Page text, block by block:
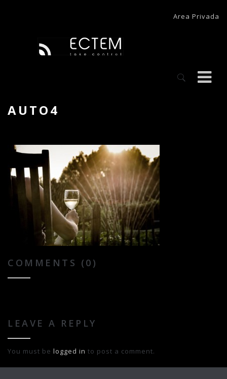
Area Privada
AUTO4
COMMENTS (0)
LEAVE A REPLY
You must be logged in to post a comment.